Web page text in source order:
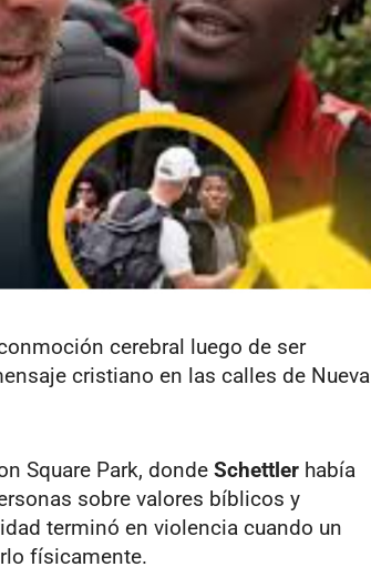
cerebral luego de ser
cristiano en las calles de Nueva
Square Park, donde Schettlerhabía
sobre valores bíblicos y
terminó en violencia cuando un
físicamente.